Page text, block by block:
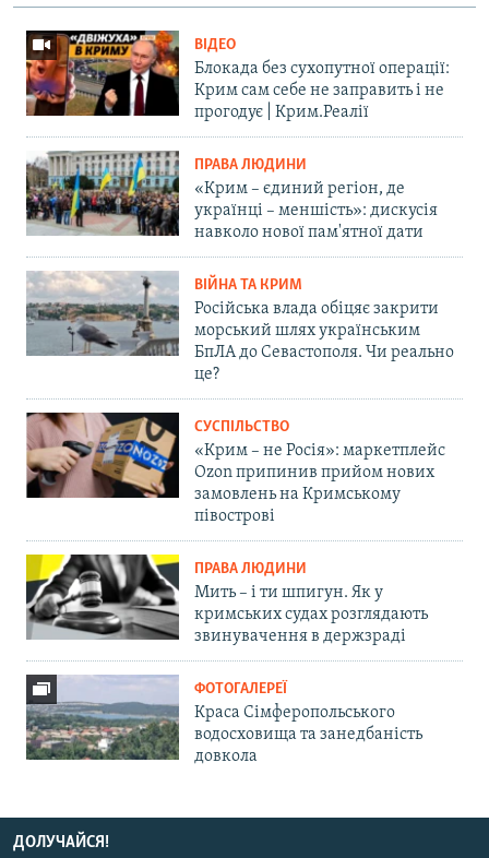
ВІДЕО
Блокада без сухопутної операції:
Крим сам себе не заправить і не
прогодує | Крим.Реалії
ПРАВА ЛЮДИНИ
«Крим – єдиний регіон, де
українці – меншість»: дискусія
навколо нової пам'ятної дати
ВІЙНА ТА КРИМ
Російська влада обіцяє закрити
морський шлях українським
БпЛА до Севастополя. Чи реально
це?
СУСПІЛЬСТВО
«Крим – не Росія»: маркетплейс
Ozon припинив прийом нових
замовлень на Кримському
півострові
ПРАВА ЛЮДИНИ
Мить – і ти шпигун. Як у
кримських судах розглядають
звинувачення в держзраді
ФОТОГАЛЕРЕЇ
Краса Сімферопольського
водосховища та занедбаність
довкола
ДОЛУЧАЙСЯ!